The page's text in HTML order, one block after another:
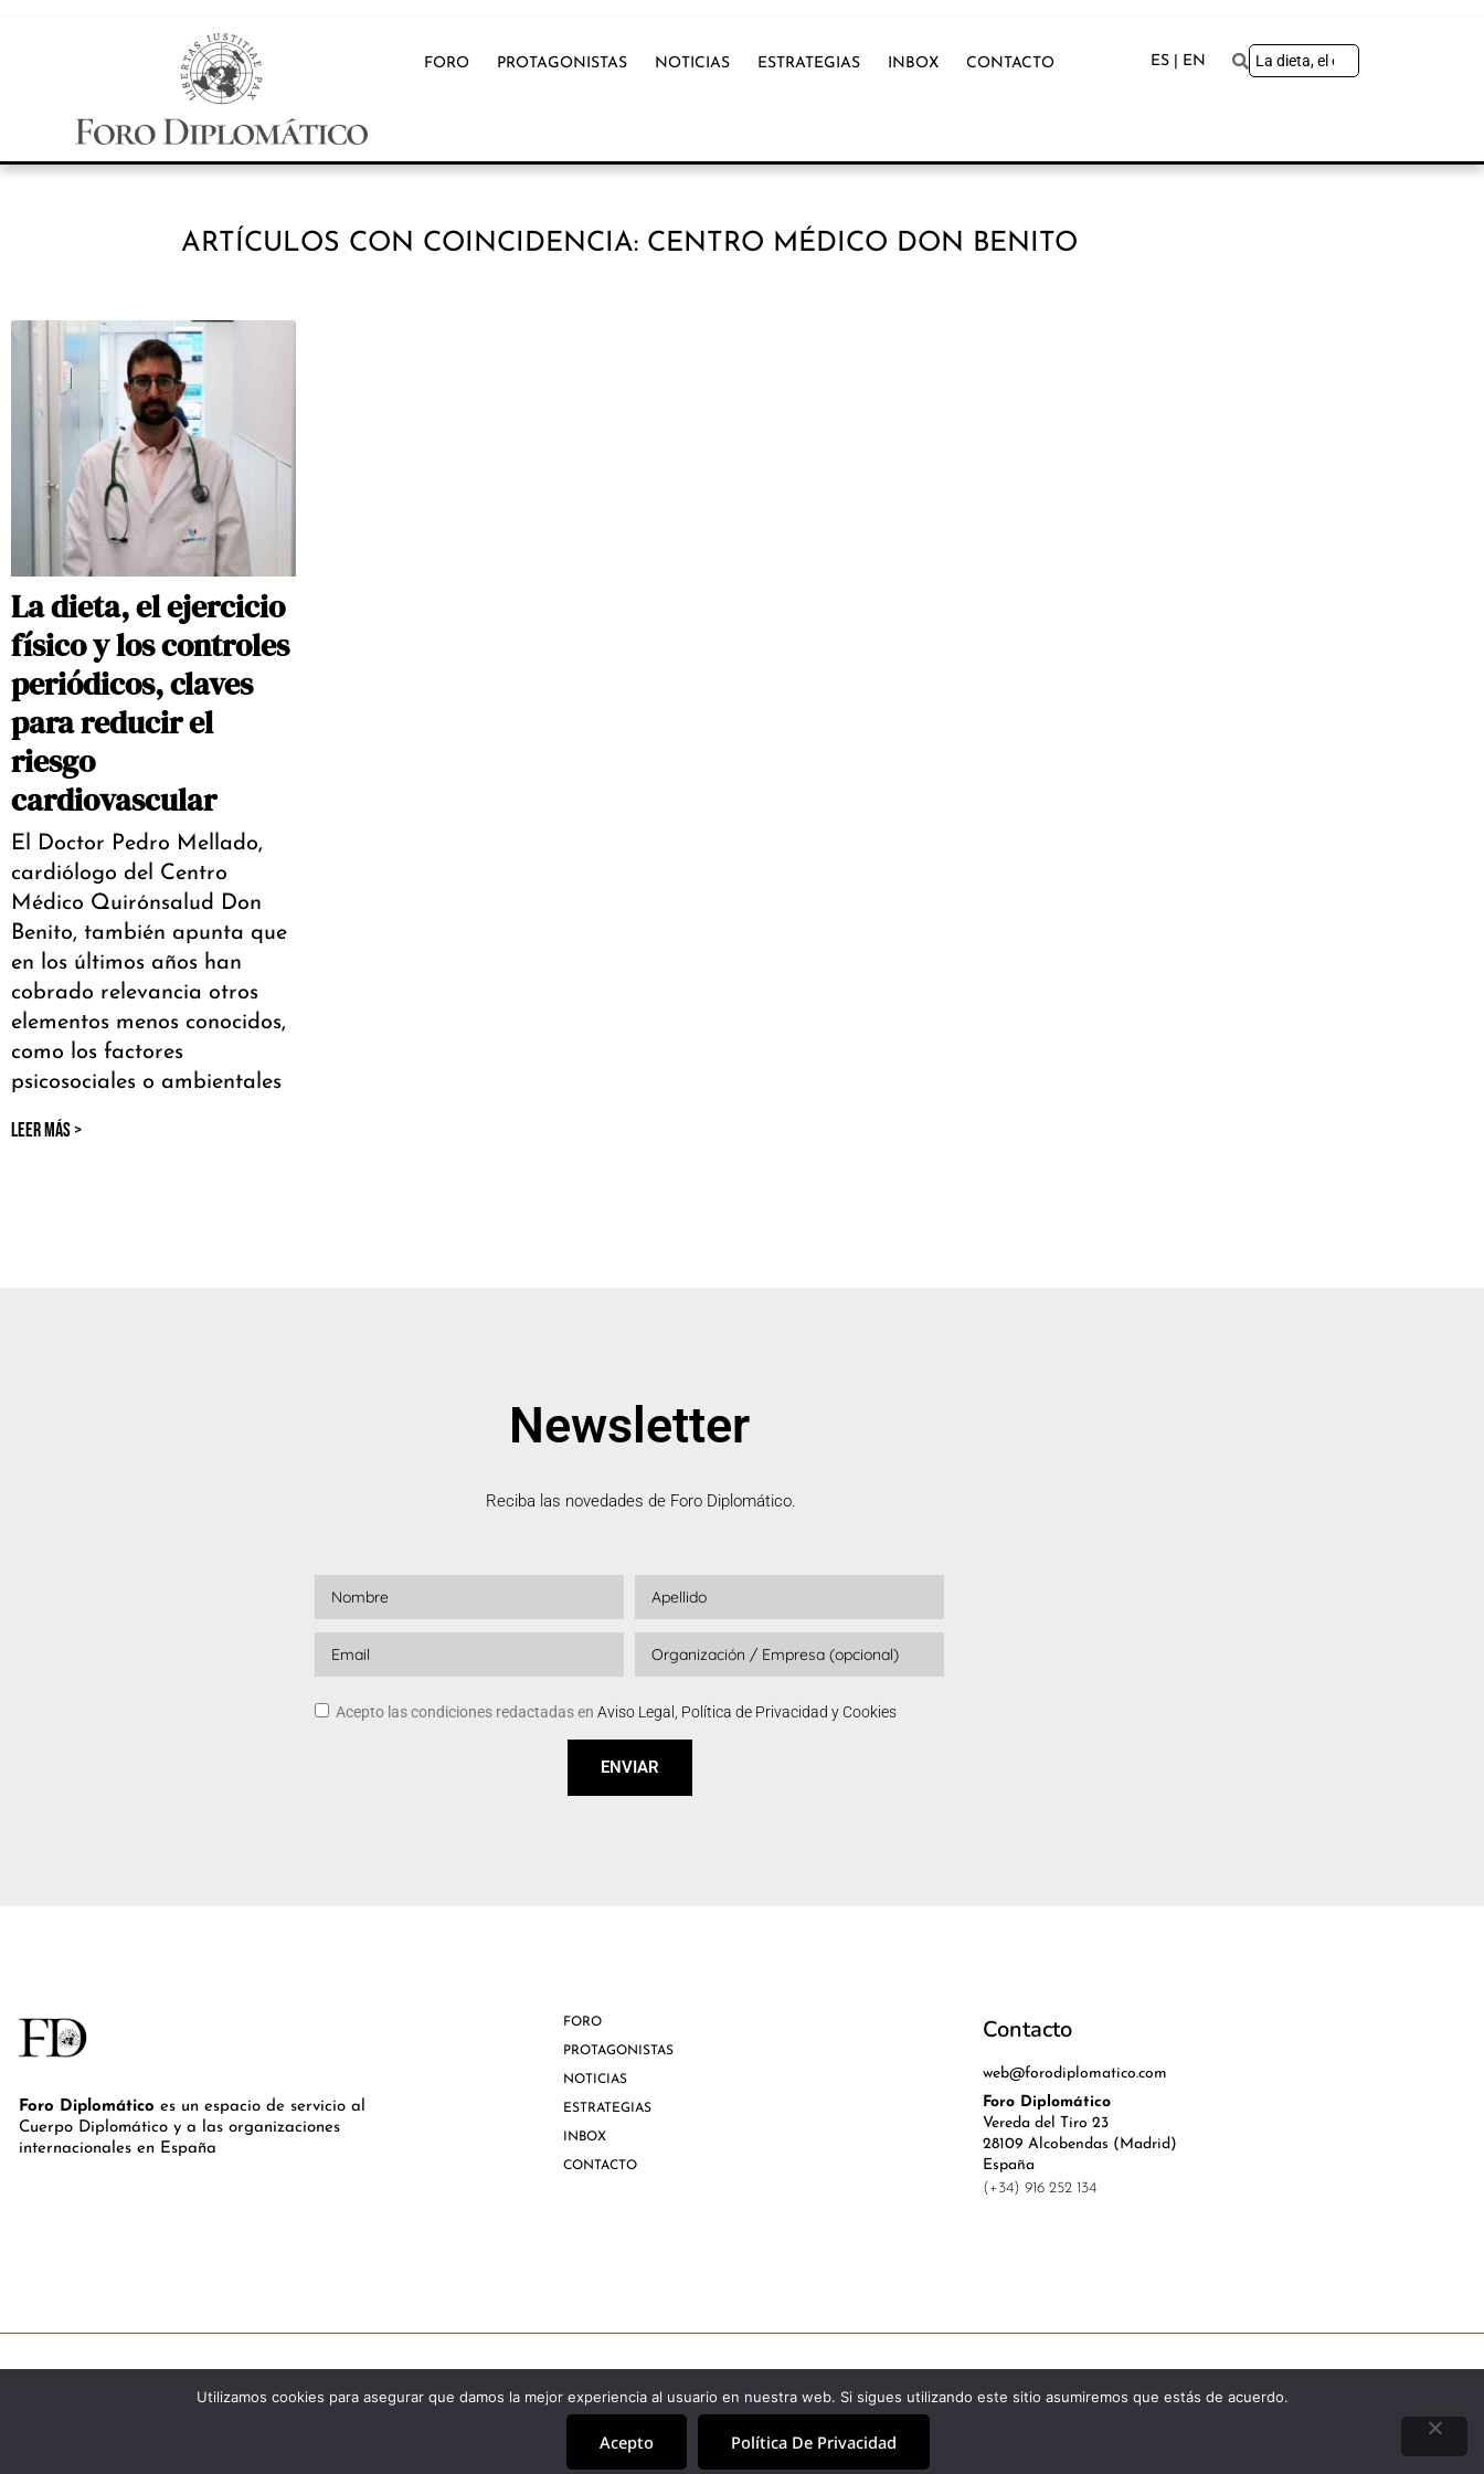
FORO PROTAGONISTAS NOTICIAS ESTRATEGIAS INBOX CONTACTO ES | EN
ARTÍCULOS CON COINCIDENCIA: CENTRO MÉDICO DON BENITO
La dieta, el ejercicio
físico y los controles
periódicos, claves
para reducir el
riesgo
cardiovascular
El Doctor Pedro Mellado,
cardiólogo del Centro
Médico Quirónsalud Don
Benito, también apunta que
en los últimos años han
cobrado relevancia otros
elementos menos conocidos,
como los factores
psicosociales o ambientales
LEER MÁS >
Newsletter
Reciba las novedades de Foro Diplomático.
Acepto las condiciones redactadas en Aviso Legal, Política de Privacidad y Cookies
ENVIAR
Foro Diplomático es un espacio de servicio al
Cuerpo Diplomático y a las organizaciones
internacionales en España
FORO
PROTAGONISTAS
NOTICIAS
ESTRATEGIAS
INBOX
CONTACTO
Contacto
web@forodiplomatico.com
Foro Diplomático
Vereda del Tiro 23
28109 Alcobendas (Madrid)
España
(+34) 916 252 134
Utilizamos cookies para asegurar que damos la mejor experiencia al usuario en nuestra web. Si sigues utilizando este sitio asumiremos que estás de acuerdo.
Acepto Política De Privacidad